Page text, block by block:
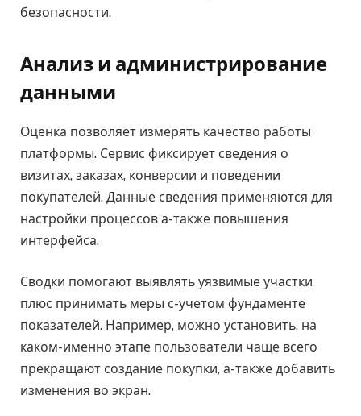
безопасности.
Анализ и администрирование
данными
Оценка позволяет измерять качество работы
платформы. Сервис фиксирует сведения о
визитах, заказах, конверсии и поведении
покупателей. Данные сведения применяются для
настройки процессов а-также повышения
интерфейса.
Сводки помогают выявлять уязвимые участки
плюс принимать меры с-учетом фундаменте
показателей. Например, можно установить, на
каком-именно этапе пользователи чаще всего
прекращают создание покупки, а-также добавить
изменения во экран.